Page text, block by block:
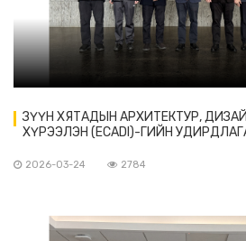
ЗҮҮН ХЯТАДЫН АРХИТЕКТУР,
ХҮРЭЭЛЭН (ECADI)-ГИЙН
2026-03-24 2784